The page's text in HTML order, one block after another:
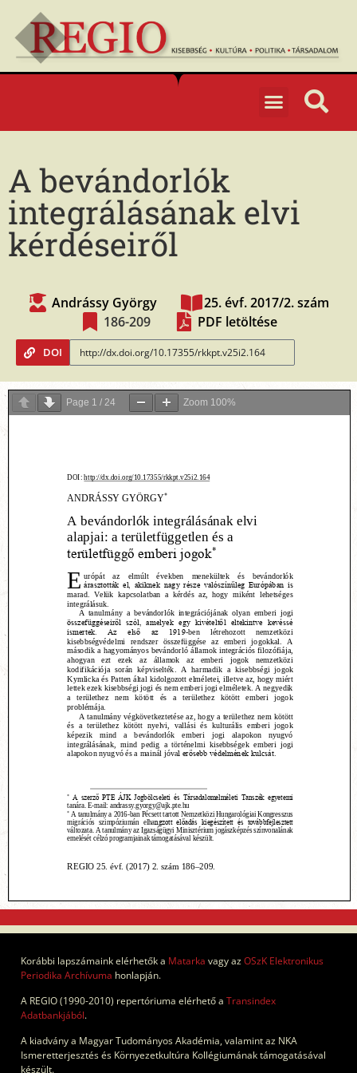
A bevándorlók
integrálásának elvi
kérdéseiről
Andrássy György
25. évf. 2017/2. szám
186-209
PDF letöltése
DOI
Page 1 / 24 Zoom 100%
Korábbi lapszámaink elérhetők a Matarka vagy azOSzK Elektronikus
Periodika Archívuma honlapján.
A REGIO (1990-2010) repertóriuma elérhető a Transindex
Adatbankjából.
A kiadvány a Magyar Tudományos Akadémia, valamint az NKA
Ismeretterjesztés és Környezetkultúra Kollégiumának támogatásával
készült.